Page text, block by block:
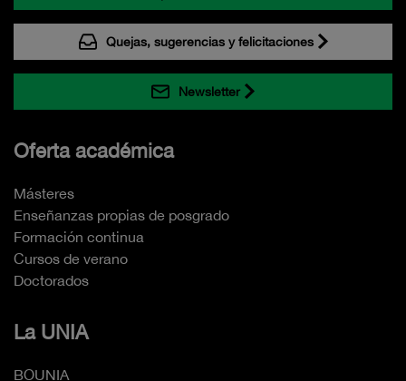
Quejas, sugerencias y felicitaciones
Newsletter
Oferta académica
Másteres
Enseñanzas propias de posgrado
Formación continua
Cursos de verano
Doctorados
La UNIA
BOUNIA